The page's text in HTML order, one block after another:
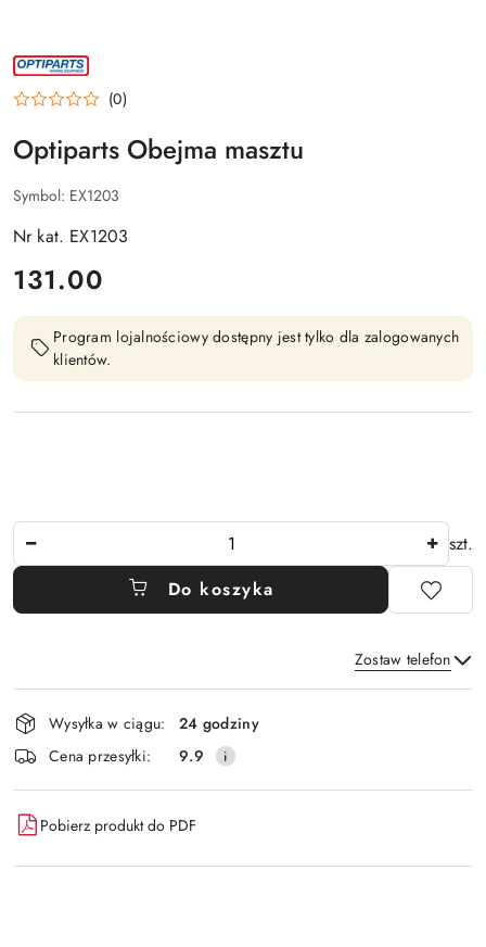
NAZWA
PRODUCENTA:
OPTIPARTS (0)
Optiparts Obejma masztu
Symbol: EX1203
Nr kat. EX1203
cena:
131.00
Program lojalnościowy dostępny jest tylko dla zalogowanych
klientów.
szt.
Do koszyka
Zostaw telefon
Wyślij
Dostępność
i
dostawa
Wysyłka w ciągu:
24 godziny
Cena przesyłki:
9.9
Pobierz produkt do PDF